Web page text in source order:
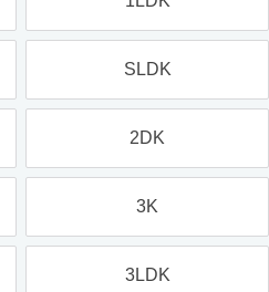
SLDK
2DK
3K
3LDK